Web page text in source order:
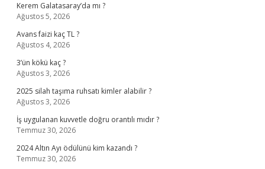
Kerem Galatasaray’da mı ?
Ağustos 5, 2026
Avans faizi kaç TL ?
Ağustos 4, 2026
3’ün kökü kaç ?
Ağustos 3, 2026
2025 silah taşıma ruhsatı kimler alabilir ?
Ağustos 3, 2026
İş uygulanan kuvvetle doğru orantılı mıdır ?
Temmuz 30, 2026
2024 Altın Ayı ödülünü kim kazandı ?
Temmuz 30, 2026